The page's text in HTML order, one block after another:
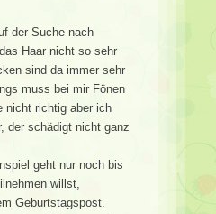
der Suche nach
Haar nicht so sehr
sind da immer sehr
muss bei mir Fönen
nicht richtig aber ich
der schädigt nicht ganz
geht nur noch bis
willst,
Geburtstagspost.